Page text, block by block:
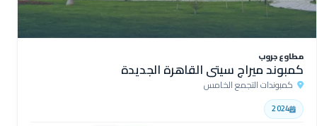
مطاوع جروب
كمبوند ميراج سيتي القاهرة الجديدة
كمبوندات التجمع الخامس
2024